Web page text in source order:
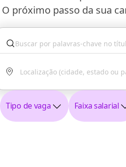
O próximo passo da sua
Tipo de vaga Faixa salarial